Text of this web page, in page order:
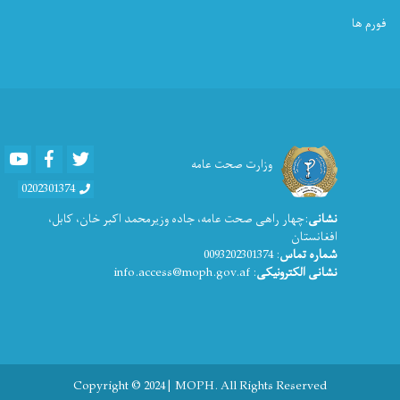
فورم ها
وزارت صحت عامه Youtube Facebook
0202301374
نشانی:چهار راهی صحت عامه، جاده وزیرمحمد اکبر خان، کابل،
افغانستان
شماره تماس: 0093202301374
نشانی الکترونیکی: info.access@moph.gov.af
Copyright © 2024 | MOPH. All Rights Reserved